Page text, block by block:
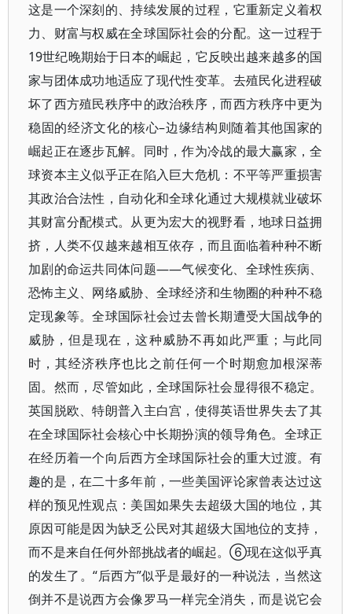
这是一个深刻的、持续发展的过程，它重新定义着权
力、财富与权威在全球国际社会的分配。这一过程于
19世纪晚期始于日本的崛起，它反映出越来越多的国
家与团体成功地适应了现代性变革。去殖民化进程破
坏了西方殖民秩序中的政治秩序，而西方秩序中更为
稳固的经济文化的核心–边缘结构则随着其他国家的
崛起正在逐步瓦解。同时，作为冷战的最大赢家，全
球资本主义似乎正在陷入巨大危机：不平等严重损害
其政治合法性，自动化和全球化通过大规模就业破坏
其财富分配模式。从更为宏大的视野看，地球日益拥
挤，人类不仅越来越相互依存，而且面临着种种不断
加剧的命运共同体问题——气候变化、全球性疾病、
恐怖主义、网络威胁、全球经济和生物圈的种种不稳
定现象等。全球国际社会过去曾长期遭受大国战争的
威胁，但是现在，这种威胁不再如此严重；与此同
时，其经济秩序也比之前任何一个时期愈加根深蒂
固。然而，尽管如此，全球国际社会显得很不稳定。
英国脱欧、特朗普入主白宫，使得英语世界失去了其
在全球国际社会核心中长期扮演的领导角色。全球正
在经历着一个向后西方全球国际社会的重大过渡。有
趣的是，在二十多年前，一些美国评论家曾表达过这
样的预见性观点：美国如果失去超级大国的地位，其
原因可能是因为缺乏公民对其超级大国地位的支持，
而不是来自任何外部挑战者的崛起。⑥现在这似乎真
的发生了。“后西方”似乎是最好的一种说法，当然这
倒并不是说西方会像罗马一样完全消失，而是说它会